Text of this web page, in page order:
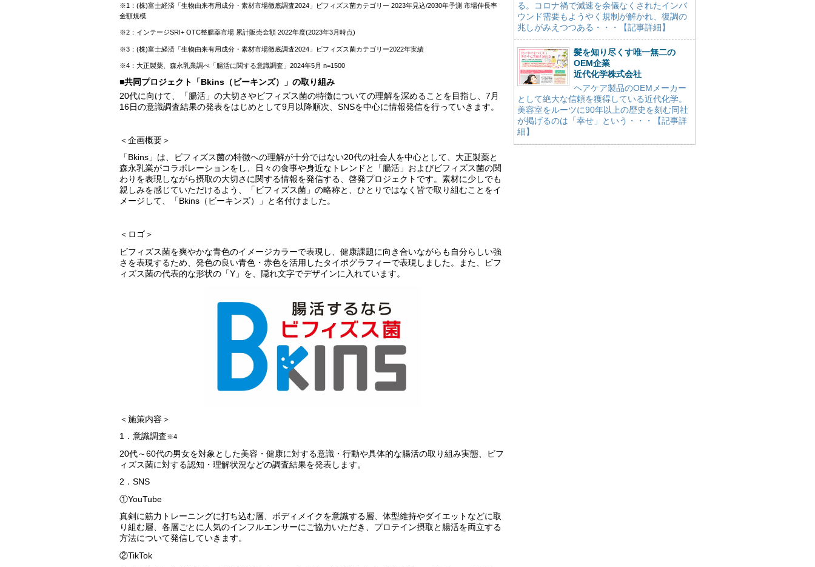
※1：(株)富士経済「生物由来有用成分・素材市場徹底調査2024」ビフィズス菌カテゴリー 2023年見込/2030年予測 市場伸長率
金額規模
※2：インテージSRI+ OTC整腸薬市場 累計販売金額 2022年度(2023年3月時点)
※3：(株)富士経済「生物由来有用成分・素材市場徹底調査2024」ビフィズス菌カテゴリー2022年実績
※4：大正製薬、森永乳業調べ「腸活に関する意識調査」2024年5月 n=1500
■共同プロジェクト「Bkins（ビーキンズ）」の取り組み
20代に向けて、「腸活」の大切さやビフィズス菌の特徴についての理解を深めることを目指し、7月
16日の意識調査結果の発表をはじめとして9月以降順次、SNSを中心に情報発信を行っていきます。
＜企画概要＞
「Bkins」は、ビフィズス菌の特徴への理解が十分ではない20代の社会人を中心として、大正製薬と
森永乳業がコラボレーションをし、日々の食事や身近なトレンドと「腸活」およびビフィズス菌の関
わりを表現しながら摂取の大切さに関する情報を発信する、啓発プロジェクトです。素材に少しでも
親しみを感じていただけるよう、「ビフィズス菌」の略称と、ひとりではなく皆で取り組むことをイ
メージして、「Bkins（ビーキンズ）」と名付けました。
＜ロゴ＞
ビフィズス菌を爽やかな青色のイメージカラーで表現し、健康課題に向き合いながらも自分らしい強
さを表現するため、発色の良い青色・赤色を活用したタイポグラフィーで表現しました。また、ビフ
ィズス菌の代表的な形状の「Y」を、隠れ文字でデザインに入れています。
＜施策内容＞
1．意識調査※4
20代～60代の男女を対象とした美容・健康に対する意識・行動や具体的な腸活の取り組み実態、ビフ
ィズス菌に対する認知・理解状況などの調査結果を発表します。
2．SNS
①YouTube
真剣に筋力トレーニングに打ち込む層、ボディメイクを意識する層、体型維持やダイエットなどに取
り組む層、各層ごとに人気のインフルエンサーにご協力いただき、プロテイン摂取と腸活を両立する
方法について発信していきます。
②TikTok
る。コロナ禍で減速を余儀なくされたインバ
ウンド需要もようやく規制が解かれ、復調の
兆しがみえつつある・・・【記事詳細】
髪を知り尽くす唯一無二の
OEM企業
近代化学株式会社
ヘアケア製品のOEMメーカー
として絶大な信頼を獲得している近代化学。
美容室をルーツに90年以上の歴史を刻む同社
が掲げるのは「幸せ」という・・・【記事詳
細】